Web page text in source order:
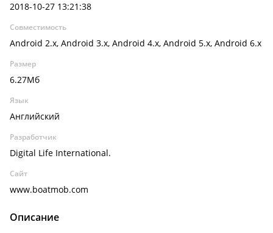
2018-10-27 13:21:38
Совместимость
Android 2.x, Android 3.x, Android 4.x, Android 5.x, Android 6.x
Размер
6.27Мб
Язык
Английский
Разработчик
Digital Life International.
Сайт
www.boatmob.com
Описание